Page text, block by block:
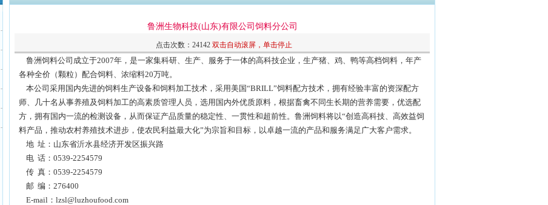
鲁洲生物科技(山东)有限公司饲料分公司
点击次数：24142 双击自动滚屏，单击停止
鲁洲饲料公司成立于2007年，是一家集科研、生产、服务于一体的高科技企业，生产猪、鸡、鸭等高档饲料，年产
各种全价（颗粒）配合饲料、浓缩料20万吨。
本公司采用国内先进的饲料生产设备和饲料加工技术，采用美国“BRILL”饲料配方技术，拥有经验丰富的资深配方
师、几十名从事养殖及饲料加工的高素质管理人员，选用国内外优质原料，根据畜禽不同生长期的营养需要，优选配
方，拥有国内一流的检测设备，从而保证产品质量的稳定性、一贯性和超前性。鲁洲饲料将以“创造高科技、高效益饲
料产品，推动农村养殖技术进步，使农民利益最大化”为宗旨和目标，以卓越一流的产品和服务满足广大客户需求。
地 址：山东省沂水县经济开发区振兴路
电 话：0539-2254579
传 真：0539-2254579
邮 编：276400
E-mail： lzsl@luzhoufood.com